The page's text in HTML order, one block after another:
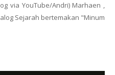
via YouTube/Andri) Marhaen ,
Sejarah bertemakan "Minum